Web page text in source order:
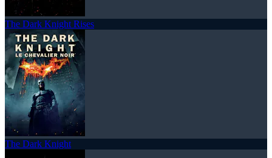
The Dark Knight Rises
The Dark Knight